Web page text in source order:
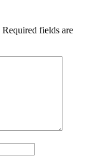
Required fields are